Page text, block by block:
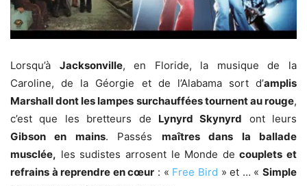
Lorsqu’à Jacksonville, en Floride, la musique de la
Caroline, de la Géorgie et de l’Alabama sort d’amplis
Marshall dont les lampes surchauffées tournent au rouge,
c’est que les bretteurs de Lynyrd Skynyrd ont leurs
Gibson en mains. Passés maîtres dans la ballade
musclée, les sudistes arrosent le Monde decouplets et
refrains à reprendre en cœur : « Free Bird » et … «Simple